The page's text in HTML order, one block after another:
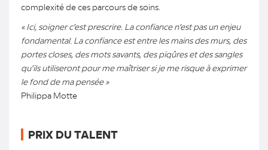
complexité de ces parcours de soins.
« Ici, soigner c’est prescrire. La confiance n’est pas un enjeu
fondamental. La confiance est entre les mains des murs, des
portes closes, des mots savants, des piqûres et des sangles
qu’ils utiliseront pour me maîtriser si je me risque à exprimer
le fond de ma pensée »
Philippa Motte
PRIX DU TALENT